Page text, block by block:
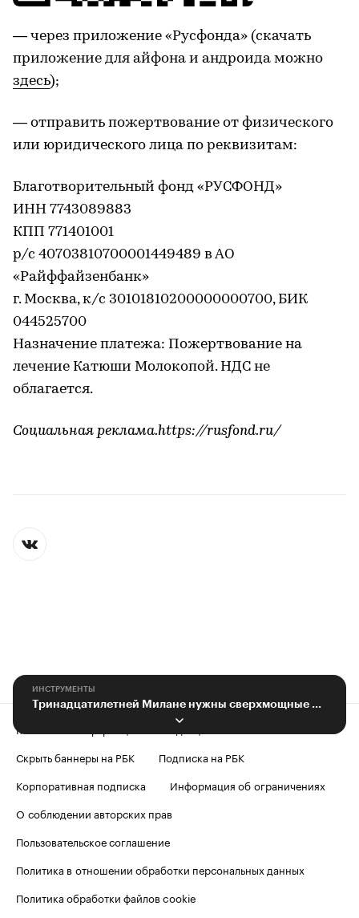
— через приложение «Русфонда» (скачать
приложение для айфона и андроида можно
здесь);
— отправить пожертвование от физического
или юридического лица по реквизитам:
Благотворительный фонд «РУСФОНД»
ИНН 7743089883
КПП 771401001
р/с 40703810700001449489 в АО
«Райффайзенбанк»
г. Москва, к/с 30101810200000000700, БИК
044525700
Назначение платежа: Пожертвование на
лечение Катюши Молокопой. НДС не
облагается.
Социальная реклама.https://rusfond.ru/
ИНСТРУМЕНТЫ
Контактная информация
Редакция
Скрыть баннеры на РБК
Подписка на РБК
Корпоративная подписка
Информация об ограничениях
О соблюдении авторских прав
Пользовательское соглашение
Политика в отношении обработки персональных данных
Политика обработки файлов cookie